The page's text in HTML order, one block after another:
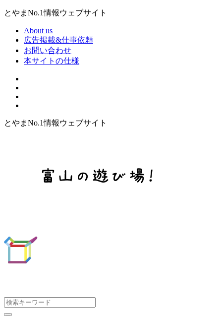
とやまNo.1情報ウェブサイト
About us
広告掲載&仕事依頼
お問い合わせ
本サイトの仕様
とやまNo.1情報ウェブサイト